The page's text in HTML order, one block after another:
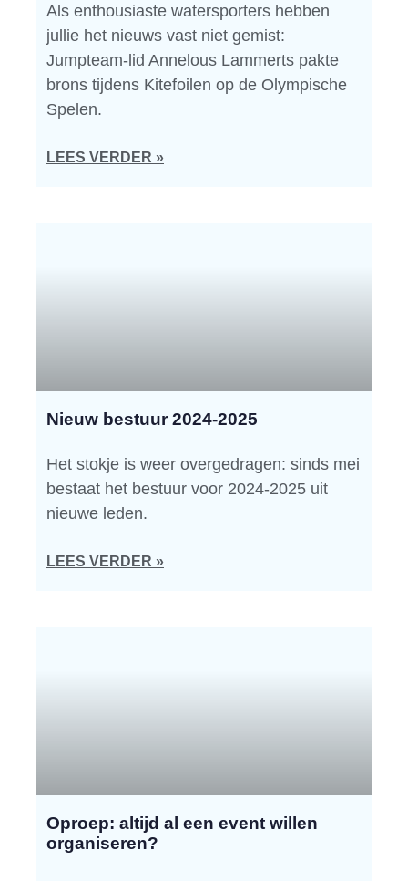
Als enthousiaste watersporters hebben
jullie het nieuws vast niet gemist:
Jumpteam-lid Annelous Lammerts pakte
brons tijdens Kitefoilen op de Olympische
Spelen.
LEES VERDER »
Nieuw bestuur 2024-2025
Het stokje is weer overgedragen: sinds mei
bestaat het bestuur voor 2024-2025 uit
nieuwe leden.
LEES VERDER »
Oproep: altijd al een event willen
organiseren?